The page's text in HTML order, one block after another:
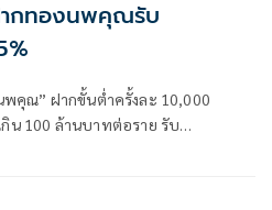
ากทองนพคุณรับ
พคุณ” ฝากขั้นต่ำครั้งละ 10,000
กิน 100 ล้านบาทต่อราย รับ